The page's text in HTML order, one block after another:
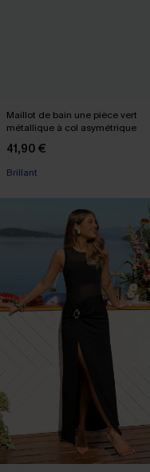
Maillot de bain une pièce vert
métallique à col asymétrique
41,90 €
Brillant